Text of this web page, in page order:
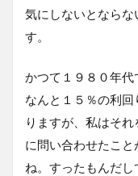
気にしないとなら
す。
かつて１９８０年
なんと１５％の利
りますが、私はそ
に問い合わせたこ
ね。すったもんだ